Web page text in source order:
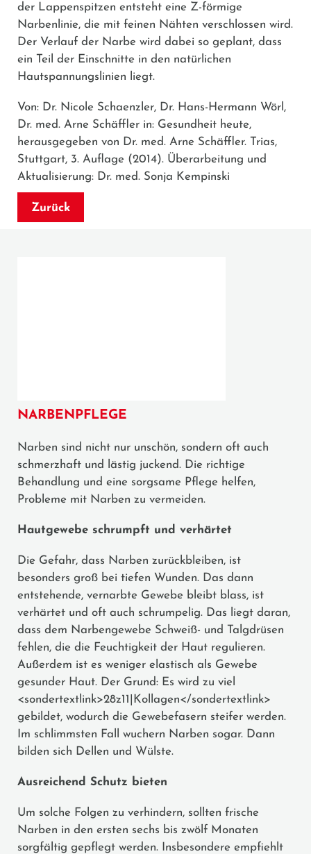
der Lappenspitzen entsteht eine Z-förmige
Narbenlinie, die mit feinen Nähten verschlossen wird.
Der Verlauf der Narbe wird dabei so geplant, dass
ein Teil der Einschnitte in den natürlichen
Hautspannungslinien liegt.
Von: Dr. Nicole Schaenzler, Dr. Hans-Hermann Wörl,
Dr. med. Arne Schäffler in: Gesundheit heute,
herausgegeben von Dr. med. Arne Schäffler. Trias,
Stuttgart, 3. Auflage (2014). Überarbeitung und
Aktualisierung: Dr. med. Sonja Kempinski
Zurück
NARBENPFLEGE
Narben sind nicht nur unschön, sondern oft auch
schmerzhaft und lästig juckend. Die richtige
Behandlung und eine sorgsame Pflege helfen,
Probleme mit Narben zu vermeiden.
Hautgewebe schrumpft und verhärtet
Die Gefahr, dass Narben zurückbleiben, ist
besonders groß bei tiefen Wunden. Das dann
entstehende, vernarbte Gewebe bleibt blass, ist
verhärtet und oft auch schrumpelig. Das liegt daran,
dass dem Narbengewebe Schweiß- und Talgdrüsen
fehlen, die die Feuchtigkeit der Haut regulieren.
Außerdem ist es weniger elastisch als Gewebe
gesunder Haut. Der Grund: Es wird zu viel
<sondertextlink>28z11|Kollagen</sondertextlink>
gebildet, wodurch die Gewebefasern steifer werden.
Im schlimmsten Fall wuchern Narben sogar. Dann
bilden sich Dellen und Wülste.
Ausreichend Schutz bieten
Um solche Folgen zu verhindern, sollten frische
Narben in den ersten sechs bis zwölf Monaten
sorgfältig gepflegt werden. Insbesondere empfiehlt